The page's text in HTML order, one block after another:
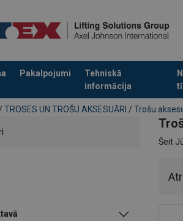
Pakalpojumi
Tehniskā
informācija
/ TROSES UN TROŠU AKSESUĀRI / Trošu
Šeit